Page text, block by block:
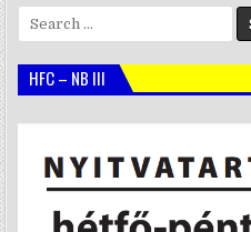
HFC – NB III